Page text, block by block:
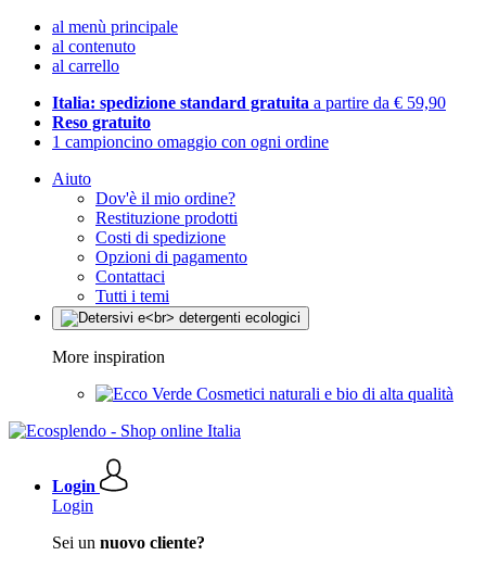
al menù principale
al contenuto
al carrello
Italia: spedizione standard gratuita a partire da € 59,90
Reso gratuito
1 campioncino omaggio con ogni ordine
Aiuto
Dov'è il mio ordine?
Restituzione prodotti
Costi di spedizione
Opzioni di pagamento
Contattaci
Tutti i temi
More inspiration
Cosmetici naturali e bio di alta qualità
Login
Login
Sei un nuovo cliente?